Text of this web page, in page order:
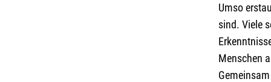
Umso
sind. Viele
Menschen